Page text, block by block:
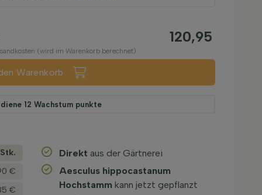
120,95
(wird im Warenkorb berechnet)
Warenkorb
12 Wachstum punkte
€
€
Direkt aus der Gärtnerei
Aesculus hippocastanum
Hochstamm kann jetzt gepflanzt